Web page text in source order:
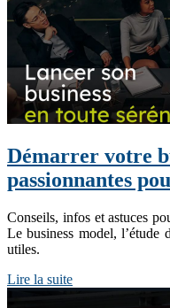
Démarrer votre
passionnantes
Conseils, infos et astuces
Le business model, l’étude
utiles.
Lire la suite